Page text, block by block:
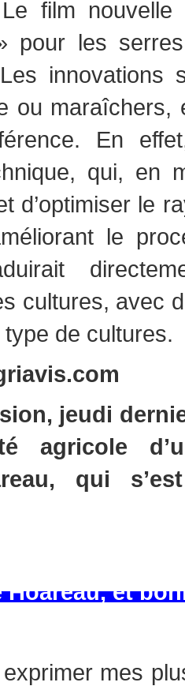
Le film nouvelle
pour les
innovations
ou
En
qui, en
d’optimiser le
le
cultures, avec
de cultures.
jeudi
agricole
qui
Hoareau, et
mes